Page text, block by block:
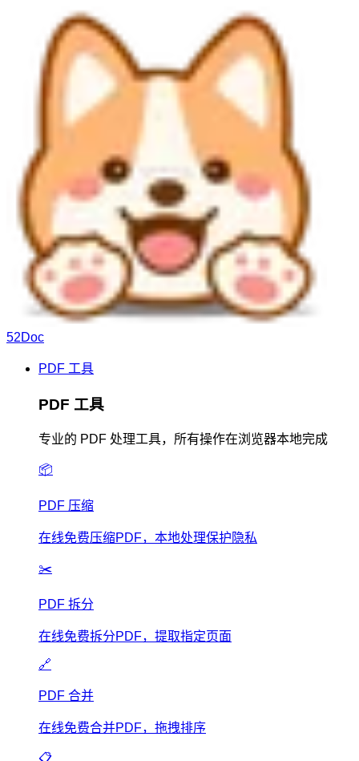
52Doc
PDF 工具
PDF 工具
专业的 PDF 处理工具，所有操作在浏览器本地完成
📦
PDF 压缩
在线免费压缩PDF，本地处理保护隐私
✂️
PDF 拆分
在线免费拆分PDF，提取指定页面
🔗
PDF 合并
在线免费合并PDF，拖拽排序